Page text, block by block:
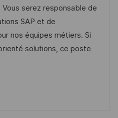
serez responsable de
SAP et de
nos équipes métiers. Si
solutions, ce poste